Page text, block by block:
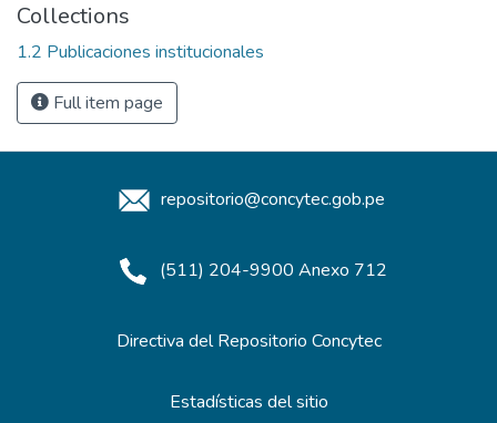
Collections
1.2 Publicaciones institucionales
Full item page
repositorio@concytec.gob.pe
(511) 204-9900 Anexo 712
Directiva del Repositorio Concytec
Estadísticas del sitio